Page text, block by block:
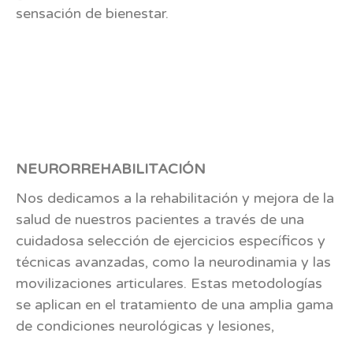
sensación de bienestar.
NEURORREHABILITACIÓN
Nos dedicamos a la rehabilitación y mejora de la
salud de nuestros pacientes a través de una
cuidadosa selección de ejercicios específicos y
técnicas avanzadas, como la neurodinamia y las
movilizaciones articulares. Estas metodologías
se aplican en el tratamiento de una amplia gama
de condiciones neurológicas y lesiones,